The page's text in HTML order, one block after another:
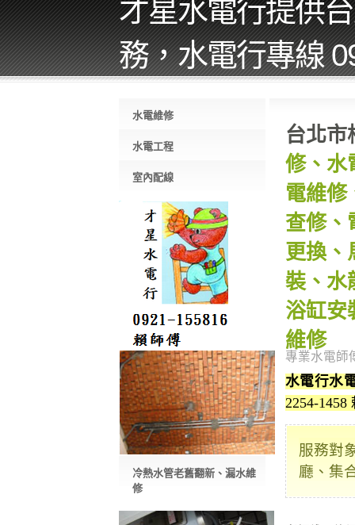
才星水電行提供
務，水電行專線
水電維修
水電工程
室內配線
冷熱水管老舊翻新、漏水維
修
台北
修、水
電維修
查修、
更換、
裝、水
浴缸安
維修
專業水電師
水電行水
2254-1458
服務對
廳、集